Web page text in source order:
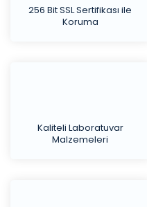
256 Bit SSL Sertifikası ile
Koruma
Kaliteli Laboratuvar
Malzemeleri